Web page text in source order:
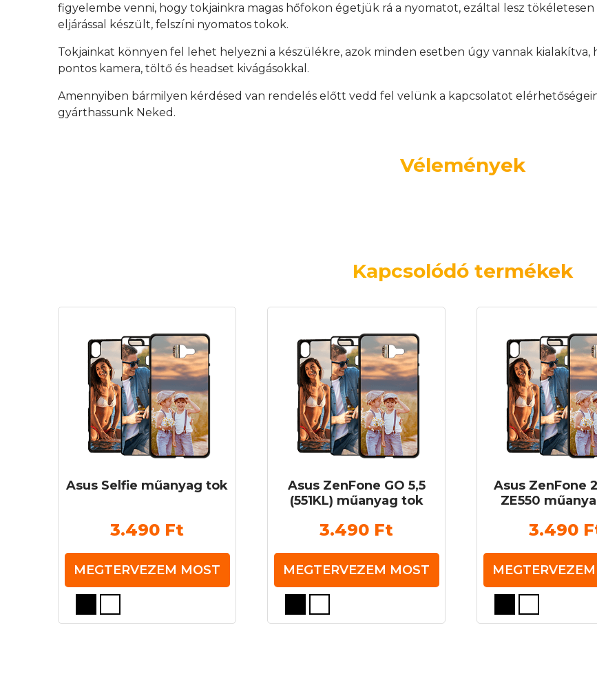
figyelembe venni, hogy tokjainkra magas hőfokon égetjük rá a nyomatot, ezáltal lesz
eljárással készült, felszíni nyomatos tokok.
Tokjainkat könnyen fel lehet helyezni a készülékre, azok minden esetben úgy vannak kialakítva,
pontos kamera, töltő és headset kivágásokkal.
Amennyiben bármilyen kérdésed van rendelés előtt vedd fel velünk a kapcsolatot
gyárthassunk Neked.
Vélemények
Kapcsolódó termékek
Asus Selfie műanyag tok
3.490 Ft
MEGTERVEZEM MOST
Ennek
terméknek
Asus ZenFone GO 5,5
(551KL) műanyag tok
3.490 Ft
MEGTERVEZEM MOST
Ennek
terméknek
Asus ZenFone
ZE550
3.490
Ennek
terméknek